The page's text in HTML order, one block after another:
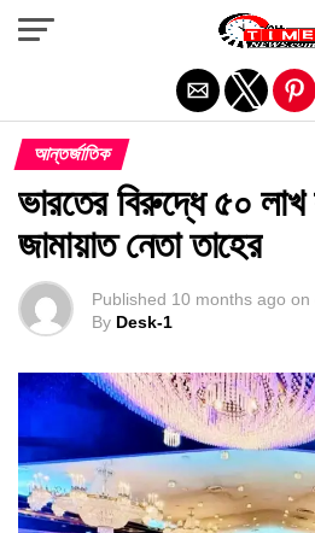
আন্তর্জাতিক
ভারতের বিরুদ্ধে ৫০
জামায়াত নেতা তাহের
Published 10 months ago on
By Desk-1
Exit mobile